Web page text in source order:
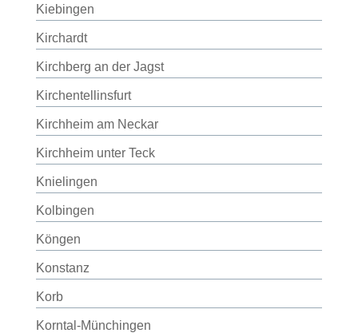
Kiebingen
Kirchardt
Kirchberg an der Jagst
Kirchentellinsfurt
Kirchheim am Neckar
Kirchheim unter Teck
Knielingen
Kolbingen
Köngen
Konstanz
Korb
Korntal-Münchingen